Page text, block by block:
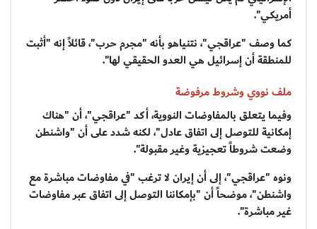
أمريكي".
كما وصف "عراقجي"، نتنياهو بأنه "مجرم حرب"، قائلاً إنه "أثبت
للمنطقة أن إسرائيل هي العدو الحقيقي لها".
ملف نووي وشروط مرفوضة
وفيما يتعلق بالمفاوضات النووية، أكد "عراقجي"، أن "هناك
إمكانية للتوصل إلى اتفاق عادل"، لكنه شدد على أن "واشنطن
وضعت شروطاً تعجيزية وغير مقبولة".
ونوه "عراقجي"، إلى أن إيران لا ترغب "في مفاوضات مباشرة مع
واشنطن"، موضحاً أن "بإمكاننا التوصل إلى اتفاق عبر مفاوضات
غير مباشرة".